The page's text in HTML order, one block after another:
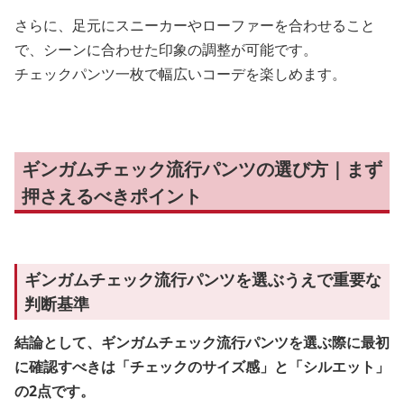
さらに、足元にスニーカーやローファーを合わせること
で、シーンに合わせた印象の調整が可能です。
チェックパンツ一枚で幅広いコーデを楽しめます。
ギンガムチェック流行パンツの選び方｜まず
押さえるべきポイント
ギンガムチェック流行パンツを選ぶうえで重要な
判断基準
結論として、ギンガムチェック流行パンツを選ぶ際に最初
に確認すべきは「チェックのサイズ感」と「シルエット」
の2点です。